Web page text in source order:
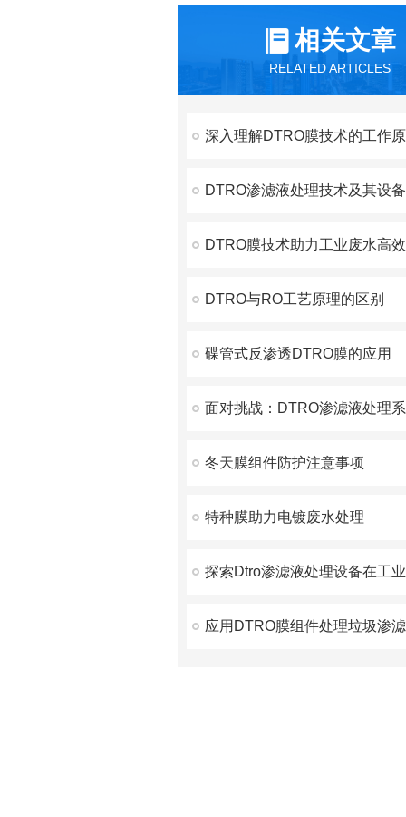
相关文章
RELATED ARTICLES
DTRO渗滤液处理技术及其设
DTRO膜技术助力工业废水高
DTRO与RO工艺原理的区别
碟管式反渗透DTRO膜的应用
冬天膜组件防护注意事项
特种膜助力电镀废水处理